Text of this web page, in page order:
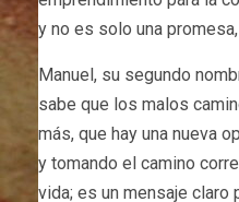
y no es solo una
Manuel, su segundo
sabe que los malos
más, que hay una nueva
y tomando el camino
vida; es un mensaje claro